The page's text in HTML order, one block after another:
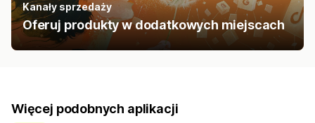
Kanały sprzedaży
Oferuj produkty w dodatkowych miejscach
Więcej podobnych aplikacji